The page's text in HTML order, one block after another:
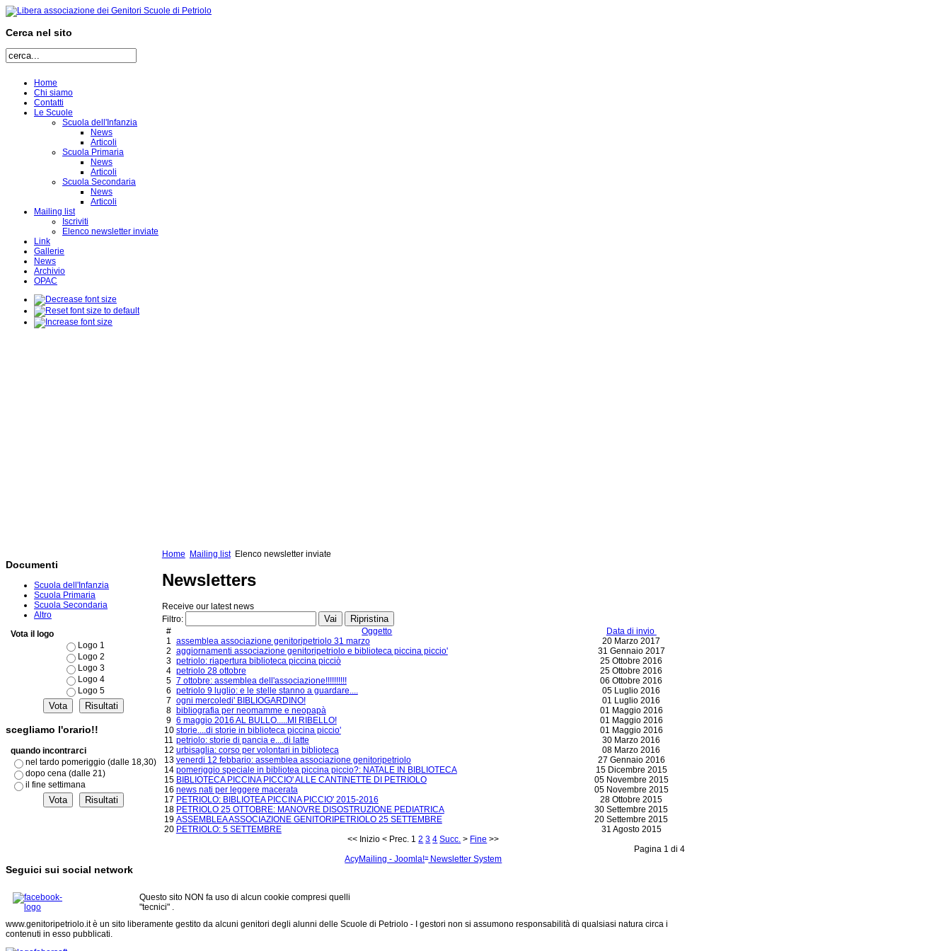
Cerca nel sito
Home
Chi siamo
Contatti
Le Scuole
Scuola dell'Infanzia
News
Articoli
Scuola Primaria
News
Articoli
Scuola Secondaria
News
Articoli
Mailing list
Iscriviti
Elenco newsletter inviate
Link
Gallerie
News
Archivio
OPAC
Documenti
Scuola dell'Infanzia
Scuola Primaria
Scuola Secondaria
Altro
Vota il logo
Logo 1
Logo 2
Logo 3
Logo 4
Logo 5
scegliamo l'orario!!
quando incontrarci
nel tardo pomeriggio (dalle 18,30)
dopo cena (dalle 21)
il fine settimana
Home Mailing list Elenco newsletter inviate
Newsletters
Receive our latest news
Filtro:
Vai Ripristina
# Oggetto Data di invio
<< Inizio < Prec. 1 2 3 4 Succ. > Fine >>
Pagina 1 di 4
1 assemblea associazione genitoripetriolo 31 marzo
20 Marzo 2017
2 aggiornamenti associazione genitoripetriolo e biblioteca piccina piccio'
31 Gennaio 2017
3 petriolo: riapertura biblioteca piccina picciò
25 Ottobre 2016
4 petriolo 28 ottobre
25 Ottobre 2016
5 7 ottobre: assemblea dell'associazione!!!!!!!!!!
06 Ottobre 2016
6 petriolo 9 luglio: e le stelle stanno a guardare....
05 Luglio 2016
7 ogni mercoledi' BIBLIOGARDINO!
01 Luglio 2016
8 bibliografia per neomamme e neopapà
01 Maggio 2016
9 6 maggio 2016 AL BULLO.....MI RIBELLO!
01 Maggio 2016
10 storie....di storie in biblioteca piccina piccio'
01 Maggio 2016
11 petriolo: storie di pancia e....di latte
30 Marzo 2016
12 urbisaglia: corso per volontari in biblioteca
08 Marzo 2016
13 venerdi 12 febbario: assemblea associazione genitoripetriolo
27 Gennaio 2016
14 pomeriggio speciale in bibliotea piccina piccio?: NATALE IN BIBLIOTECA
15 Dicembre 2015
15 BIBLIOTECA PICCINA PICCIO' ALLE CANTINETTE DI PETRIOLO
05 Novembre 2015
16 news nati per leggere macerata
05 Novembre 2015
17 PETRIOLO: BIBLIOTEA PICCINA PICCIO' 2015-2016
28 Ottobre 2015
18 PETRIOLO 25 OTTOBRE: MANOVRE DISOSTRUZIONE PEDIATRICA
30 Settembre 2015
19 ASSEMBLEA ASSOCIAZIONE GENITORIPETRIOLO 25 SETTEMBRE
20 Settembre 2015
20 PETRIOLO: 5 SETTEMBRE 31 Agosto 2015
AcyMailing - Joomla!TMNewsletter System
Seguici sui social network
Questo sito NON fa uso di alcun cookie compresi quelli
"tecnici" .
www.genitoripetriolo.it è un sito liberamente gestito da alcuni genitori degli alunni delle Scuole di Petriolo - I gestori non si assumono responsabilità di qualsiasi natura circa i
contenuti in esso pubblicati.